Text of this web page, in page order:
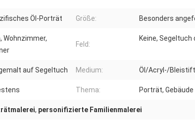
Öl-Porträt Größe: Besonders
Wohnzimmer,
Feld:
Keine,
auf Segeltuch Medium: Öl/Acryl-/
Thema: Porträt, Gebäude
, personifizierte Familienmalerei